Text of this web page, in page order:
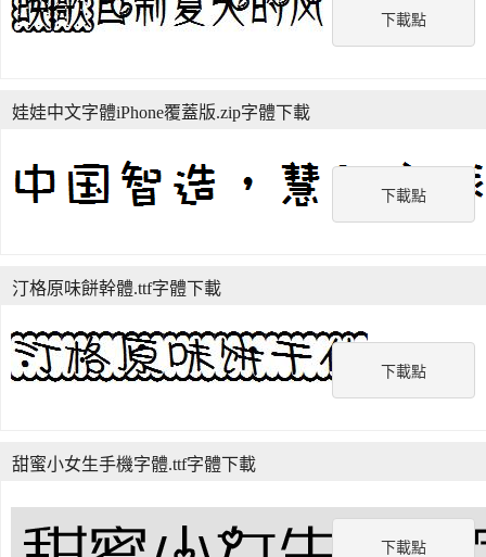
下載點
下載點
娃娃中文字體iPhone覆蓋版.zip字體下載
下載點
汀格原味餅幹體.ttf字體下載
下載點
甜蜜小女生手機字體.ttf字體下載